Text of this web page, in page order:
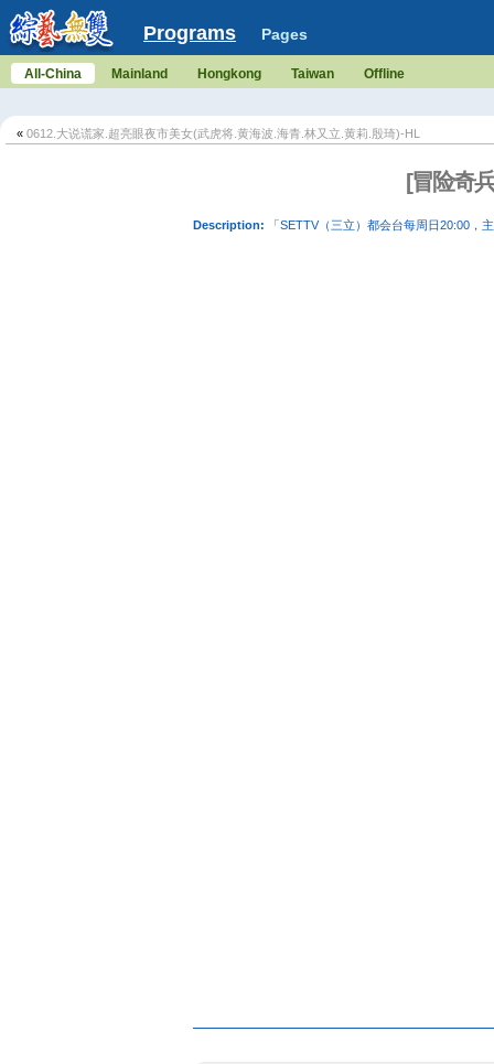
Programs Pages
All-China Mainland Hongkong Taiwan Offline
« 0612.大说谎家.超亮眼夜市美女(武虎将.黄海波.海青.林又立.黄莉.殷琦)-HL
[冒险奇
Description: 「SETTV（三立）都会台每周日20:00，